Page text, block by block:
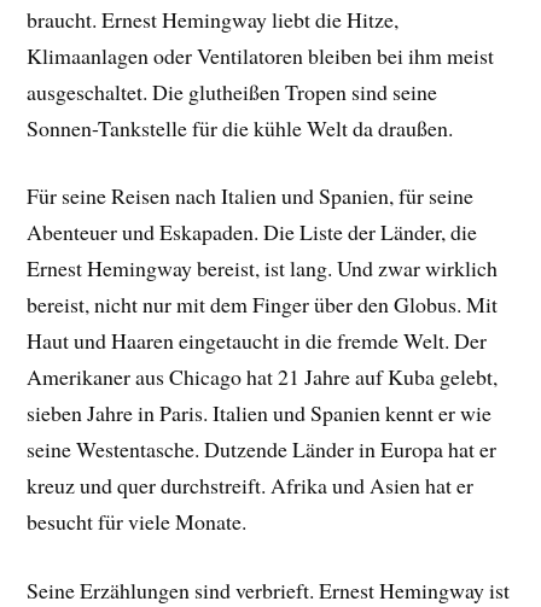
braucht. Ernest Hemingway liebt die Hitze,
Klimaanlagen oder Ventilatoren bleiben bei ihm meist
ausgeschaltet. Die glutheißen Tropen sind seine
Sonnen-Tankstelle für die kühle Welt da draußen.
Für seine Reisen nach Italien und Spanien, für seine
Abenteuer und Eskapaden. Die Liste der Länder, die
Ernest Hemingway bereist, ist lang. Und zwar wirklich
bereist, nicht nur mit dem Finger über den Globus. Mit
Haut und Haaren eingetaucht in die fremde Welt. Der
Amerikaner aus Chicago hat 21 Jahre auf Kuba gelebt,
sieben Jahre in Paris. Italien und Spanien kennt er wie
seine Westentasche. Dutzende Länder in Europa hat er
kreuz und quer durchstreift. Afrika und Asien hat er
besucht für viele Monate.
Seine Erzählungen sind verbrieft. Ernest Hemingway ist